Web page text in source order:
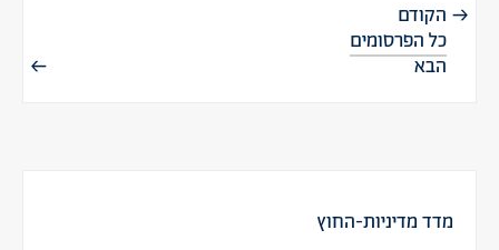
הקודם
כל הפרסומים
הבא
מדד מדיניות-החוץ